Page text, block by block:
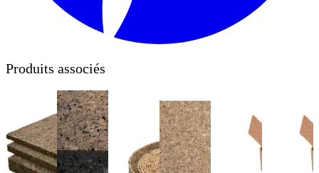
Produits associés